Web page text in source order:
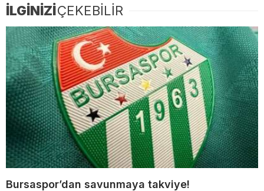
İLGİNİZİÇEKEBİLİR
Bursaspor’dan savunmaya takviye!